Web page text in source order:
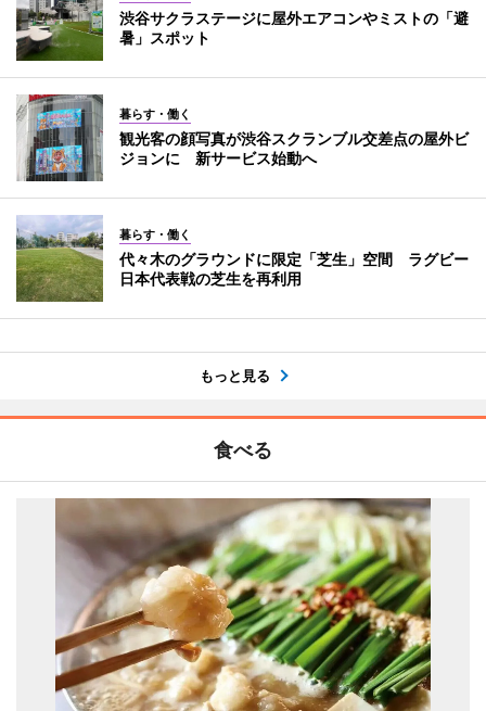
渋谷サクラステージに屋外エアコンやミストの「避
暑」スポット
暮らす・働く
観光客の顔写真が渋谷スクランブル交差点の屋外ビ
ジョンに 新サービス始動へ
暮らす・働く
代々木のグラウンドに限定「芝生」空間 ラグビー
日本代表戦の芝生を再利用
もっと見る
食べる